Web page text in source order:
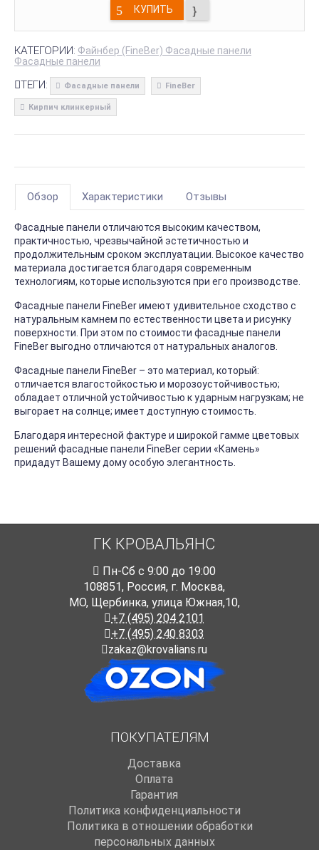
КУПИТЬ
КАТЕГОРИИ: Файнбер (FineBer) Фасадные панели
Фасадные панели
ТЕГИ: Фасадные панели FineBer
Кирпич клинкерный
Обзор Характеристики Отзывы
Фасадные панели отличаются высоким качеством,
практичностью, чрезвычайной эстетичностью и
продолжительным сроком эксплуатации. Высокое качество
материала достигается благодаря современным
технологиям, которые используются при его производстве.
Фасадные панели FineBer имеют удивительное сходство с
натуральным камнем по естественности цвета и рисунку
поверхности. При этом по стоимости фасадные панели
FineBer выгодно отличаются от натуральных аналогов.
Фасадные панели FineBer – это материал, который:
отличается влагостойкостью и морозоустойчивостью;
обладает отличной устойчивостью к ударным нагрузкам; не
выгорает на солнце; имеет доступную стоимость.
Благодаря интересной фактуре и широкой гамме цветовых
решений фасадные панели FineBer серии «Камень»
придадут Вашему дому особую элегантность.
ГК КРОВАЛЬЯНС
Пн-Cб с 9:00 до 19:00
108851, Россия, г. Москва,
МО, Щербинка, улица Южная,10,
+7 (495) 204 2101
+7 (495) 240 8303
zakaz@krovalians.ru
ПОКУПАТЕЛЯМ
Доставка
Оплата
Гарантия
Политика конфиденциальности
Политика в отношении обработки
персональных данных